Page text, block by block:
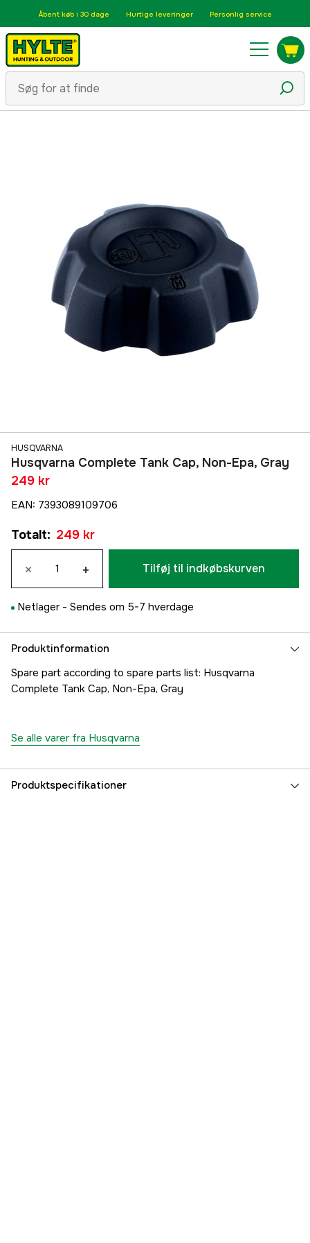
Åbent køb i 30 dage Hurtige leveringer Personlig service
HUSQVARNA
Husqvarna Complete Tank Cap, Non-Epa, Gray
249 kr
EAN: 7393089109706
Totalt: 249 kr
× + Tilføj til indkøbskurven
Netlager - Sendes om 5-7 hverdage
Produktinformation
Spare part according to spare parts list: Husqvarna
Complete Tank Cap, Non-Epa, Gray
Se alle varer fra Husqvarna
Produktspecifikationer